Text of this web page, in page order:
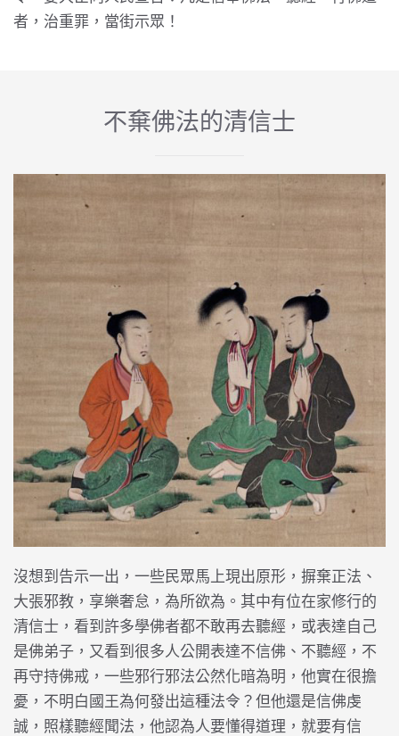
者，治重罪，當街示眾！
不棄佛法的清信士
沒想到告示一出，一些民眾馬上現出原形，摒棄正法、
大張邪教，享樂奢怠，為所欲為。其中有位在家修行的
清信士，看到許多學佛者都不敢再去聽經，或表達自己
是佛弟子，又看到很多人公開表達不信佛、不聽經，不
再守持佛戒，一些邪行邪法公然化暗為明，他實在很擔
憂，不明白國王為何發出這種法令？但他還是信佛虔
誠，照樣聽經聞法，他認為人要懂得道理，就要有信